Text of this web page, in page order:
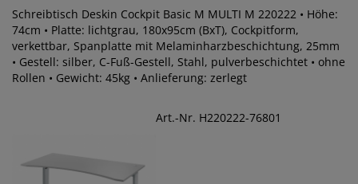
Schreibtisch Deskin Cockpit Basic M MULTI M 220222 • Höhe:
74cm • Platte: lichtgrau, 180x95cm (BxT), Cockpitform,
verkettbar, Spanplatte mit Melaminharzbeschichtung, 25mm
• Gestell: silber, C-Fuß-Gestell, Stahl, pulverbeschichtet • ohne
Rollen • Gewicht: 45kg • Anlieferung: zerlegt
Art.-Nr. H220222-76801